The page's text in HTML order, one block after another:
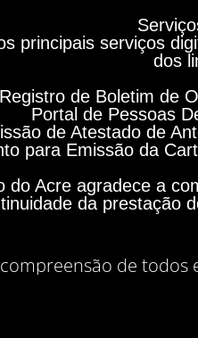
principais serviços
dos
Registro de Boletim de
Portal de Pessoas
de Atestado de
para Emissão da
do Acre agradece a
da prestação
de